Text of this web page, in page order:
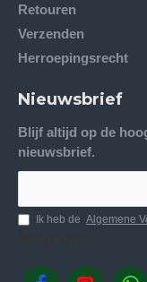
Retouren
Verzenden
Herroepingsrecht
Nieuwsbrief
Blijf altijd op de
nieuwsbrief.
Ik heb de Algemene